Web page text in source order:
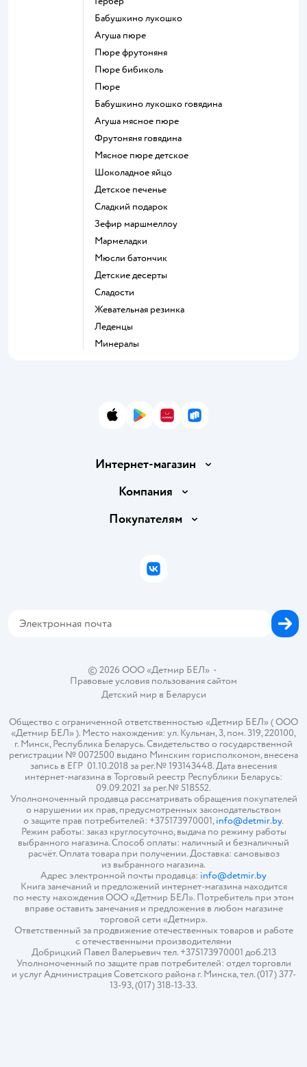
бабушкино лукошко
агуша пюре
пюре фрутоняня
пюре бибиколь
пюре
бабушкино лукошко говядина
агуша мясное пюре
фрутоняня говядина
мясное пюре детское
шоколадное яйцо
детское печенье
сладкий подарок
зефир маршмеллоу
мармеладки
мюсли батончик
детские десерты
сладости
жевательная резинка
леденцы
Минералы
App StoreGoogle Play
AppGallery
RuStore
Интернет-магазин
Доставка и оплата
Правила продажи
Политика использования файлов cookie
Компания
Вакансии
Покупателям
Бонусные карты
© 2026 ООО «Детмир БЕЛ»•
Правовые условия пользования сайтом
Детский мир в Беларуси
Общество с ограниченной ответственностью «Детмир БЕЛ» ( ООО
«Детмир БЕЛ» ). Место нахождения: ул. Кульман, 3, пом. 319, 220100,
г. Минск, Республика Беларусь. Свидетельство о государственной
регистрации № 0072500 выдано Минским горисполкомом, внесена
запись в ЕГР 01.10.2018 за рег.№ 193143448. Дата внесения
интернет-магазина в Торговый реестр Республики Беларусь:
09.09.2021 за рег.№ 518552.
Уполномоченный продавца рассматривать обращения покупателей
о нарушении их прав, предусмотренных законодательством
о защите прав потребителей: +375173970001,info@detmir.by.
Режим работы: заказ круглосуточно, выдача по режиму работы
выбранного магазина. Способ оплаты: наличный и безналичный
расчёт. Оплата товара при получении. Доставка: самовывоз
из выбранного магазина.
Адрес электронной почты продавца: info@detmir.by
Книга замечаний и предложений интернет-магазина находится
по месту нахождения ООО «Детмир БЕЛ». Потребитель при этом
вправе оставить замечания и предложения в любом магазине
торговой сети «Детмир».
Ответственный за продвижение отечественных товаров и работе
с отечественными производителями
Добрицкий Павел Валерьевич тел. +375173970001 доб.213
Уполномоченный по защите прав потребителей: отдел торговли
и услуг Администрация Советского района г. Минска, тел. (017) 377-
13-93, (017) 318-13-33.
ВКонтакте